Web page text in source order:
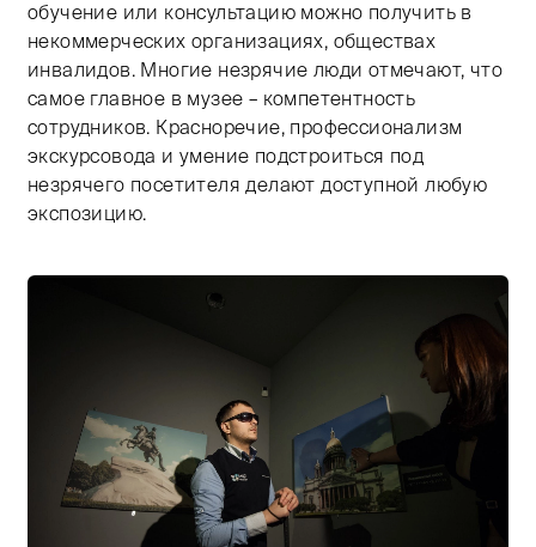
обучение или консультацию можно получить в
некоммерческих организациях, обществах
инвалидов. Многие незрячие люди отмечают, что
самое главное в музее – компетентность
сотрудников. Красноречие, профессионализм
экскурсовода и умение подстроиться под
незрячего посетителя делают доступной любую
экспозицию.